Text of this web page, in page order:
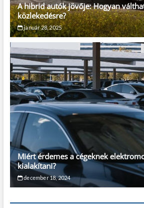
A hibrid autók jövője: Hogyan
közlekedésre?
január 28, 2025
Miért érdemes a cégeknek
kialakítani?
december 18, 2024